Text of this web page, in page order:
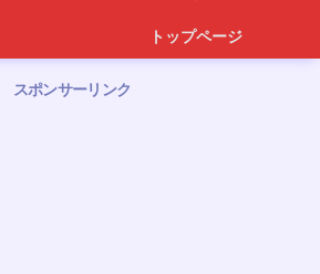
トップページ
スポンサーリンク